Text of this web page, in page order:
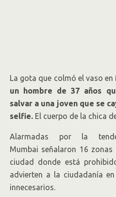
La gota que colmó el vaso en
un hombre de 37 años
salvar a una joven que se
selfie. El cuerpo de la chica
Alarmadas por la
Mumbai señalaron 16
ciudad donde está
advierten a la ciudadanía
innecesarios.